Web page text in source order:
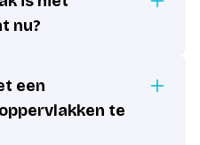
nu?
een
te